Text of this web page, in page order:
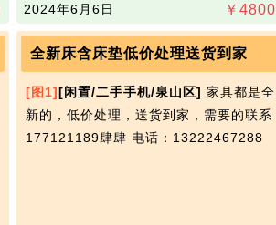
￥ 4800
2024年6月6日
全新床含床垫低价处理送货到家
[图1][闲置/二手手机/泉山区] 家具都是全
新的，低价处理，送货到家，需要的联系
177121189肆肆 电话：13222467288